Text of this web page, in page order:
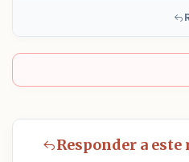
Responder a este